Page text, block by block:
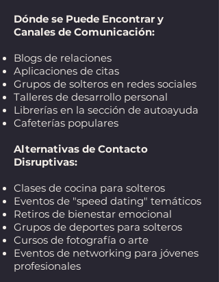
Dónde se Puede Encontrar y
Canales de Comunicación:
Blogs de relaciones
Aplicaciones de citas
Grupos de solteros en redes sociales
Talleres de desarrollo personal
Librerías en la sección de autoayuda
Cafeterías populares
Alternativas de Contacto
Disruptivas:
Clases de cocina para solteros
Eventos de "speed dating" temáticos
Retiros de bienestar emocional
Grupos de deportes para solteros
Cursos de fotografía o arte
Eventos de networking para jóvenes
profesionales